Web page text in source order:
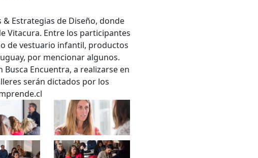
Estrategias de Diseño, donde
Vitacura. Entre los participantes
de vestuario infantil, productos
por mencionar algunos.
Encuentra, a realizarse en
serán dictados por los